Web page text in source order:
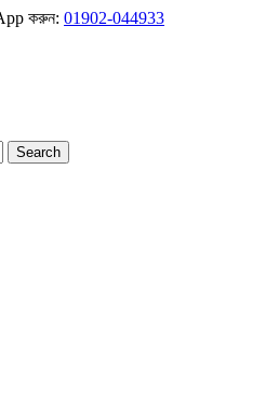
করুন: 01902-044933
Search